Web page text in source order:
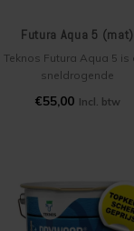
Futura Aqua 5 (mat)
Teknos Futura Aqua 5 is
sneldrogende
binnen en buiten. Deze
betimmeringen, maar ook
voorbehandelde
€55,00 Incl. btw